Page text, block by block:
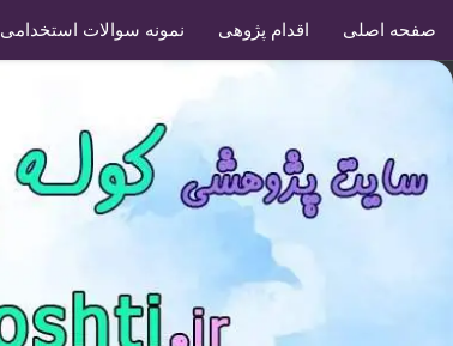
صفحه اصلی اقدام پژوهی نمونه سوالات استخدامی